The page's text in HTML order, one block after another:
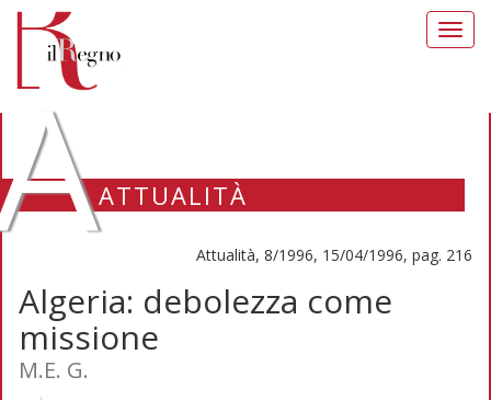
ATTUALITÀ
Attualità, 8/1996, 15/04/1996, pag. 216
Algeria: debolezza come
missione
M.E. G.